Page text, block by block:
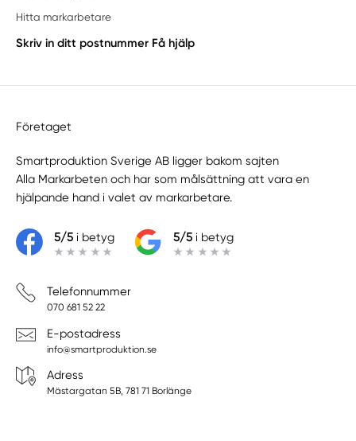
Hitta markarbetare
Skriv in ditt postnummer Få hjälp
Företaget
Smartproduktion Sverige AB ligger bakom sajten
Alla Markarbeten och har som målsättning att vara en
hjälpande hand i valet av markarbetare.
5/5i betyg 5/5i betyg
Telefonnummer
070 681 52 22
E-postadress
info@smartproduktion.se
Adress
Mästargatan 5B, 781 71 Borlänge